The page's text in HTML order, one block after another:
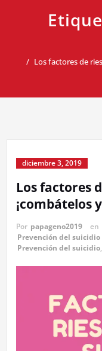
Los factores de
diciembre 3, 2019
Los factores
¡combátelos
Por papageno2019 en
Prevención del suicidio
Prevención del suicidio,